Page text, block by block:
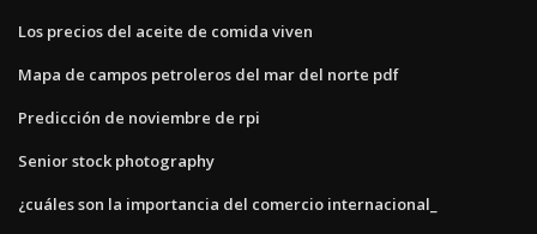
Los precios del aceite de comida viven
Mapa de campos petroleros del mar del norte pdf
Predicción de noviembre de rpi
Senior stock photography
¿cuáles son la importancia del comercio internacional_